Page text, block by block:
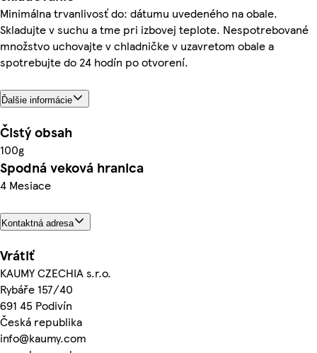
Minimálna trvanlivosť do: dátumu uvedeného na obale.
Skladujte v suchu a tme pri izbovej teplote. Nespotrebované
množstvo uchovajte v chladničke v uzavretom obale a
spotrebujte do 24 hodín po otvorení.
Ďalšie informácie
Čistý obsah
100g
Spodná veková hranica
4 Mesiace
Kontaktná adresa
Vrátiť
KAUMY CZECHIA s.r.o.
Rybáře 157/40
691 45 Podivín
Česká republika
info@kaumy.com